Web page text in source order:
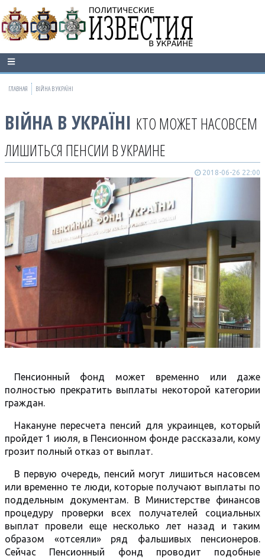
ГЛАВНАЯ ВІЙНА В УКРАЇНІ
ВІЙНА В УКРАЇНІ КТО МОЖЕТ НАСОВСЕМ
ЛИШИТЬСЯ ПЕНСИИ В УКРАИНЕ
2018-06-26 22:00
Пенсионный фонд может временно или даже
полностью прекратить выплаты некоторой категории
граждан.
Накануне пересчета пенсий для украинцев, который
пройдет 1 июля, в Пенсионном фонде рассказали, кому
грозит полный отказ от выплат.
В первую очередь, пенсий могут лишиться насовсем
или временно те люди, которые получают выплаты по
поддельным документам. В Министерстве финансов
процедуру проверки всех получателей социальных
выплат провели еще несколько лет назад и таким
образом «отсеяли» ряд фальшивых пенсионеров.
Сейчас Пенсионный фонд проводит подобные